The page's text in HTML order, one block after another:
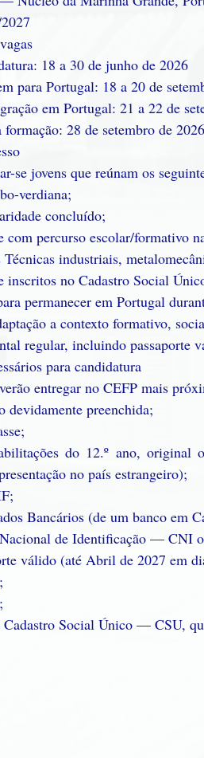
18 a 30 de junho de 2026
para Portugal: 18 a 20 de
em Portugal: 21 a 22 de
28 de setembro de 2026
se jovens que reúnam os
verdiana;
concluído;
com percurso escolar/formativo
Técnicas industriais,
inscritos no Cadastro Social
permanecer em Portugal
a contexto formativo,
regular, incluindo passaporte
para candidatura
entregar no CEFP mais
devidamente preenchida;
do 12.º ano, original
no país estrangeiro);
Bancários (de um banco em
de Identificação — CNI
válido (até Abril de 2027 em
Social Único — CSU,